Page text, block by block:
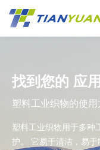
找到您的 应用
塑料工业织物的使用
塑料工业织物用于多种
护。 它易于清洁，易